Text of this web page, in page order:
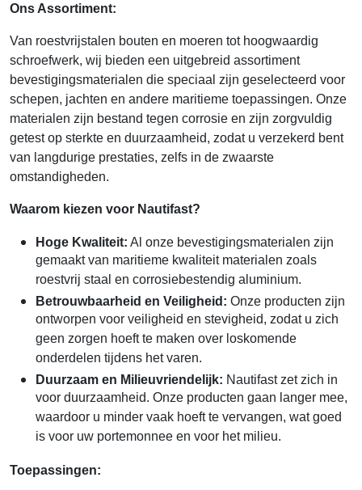
Ons Assortiment:
Van roestvrijstalen bouten en moeren tot hoogwaardig
schroefwerk, wij bieden een uitgebreid assortiment
bevestigingsmaterialen die speciaal zijn geselecteerd voor
schepen, jachten en andere maritieme toepassingen. Onze
materialen zijn bestand tegen corrosie en zijn zorgvuldig
getest op sterkte en duurzaamheid, zodat u verzekerd bent
van langdurige prestaties, zelfs in de zwaarste
omstandigheden.
Waarom kiezen voor Nautifast?
Hoge Kwaliteit: Al onze bevestigingsmaterialen zijn
gemaakt van maritieme kwaliteit materialen zoals
roestvrij staal en corrosiebestendig aluminium.
Betrouwbaarheid en Veiligheid: Onze producten zijn
ontworpen voor veiligheid en stevigheid, zodat u zich
geen zorgen hoeft te maken over loskomende
onderdelen tijdens het varen.
Duurzaam en Milieuvriendelijk: Nautifast zet zich in
voor duurzaamheid. Onze producten gaan langer mee,
waardoor u minder vaak hoeft te vervangen, wat goed
is voor uw portemonnee en voor het milieu.
Toepassingen: